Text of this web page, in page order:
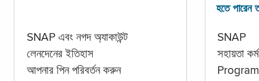
SNAP এবং নগদ অ্যাকাউন্ট
লেনদেনের ইতিহাস
আপনার পিন পরিবর্তন করুন
হতে পারেন
SNAP
সহায়তা